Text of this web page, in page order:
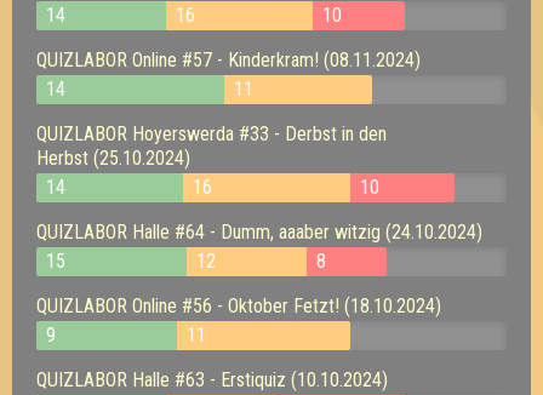
14
16
10
QUIZLABOR Online #57 - Kinderkram! (08.11.2024)
14
11
QUIZLABOR Hoyerswerda #33 - Derbst in den
Herbst (25.10.2024)
14
16
10
QUIZLABOR Halle #64 - Dumm, aaaber witzig (24.10.2024)
15
12
8
QUIZLABOR Online #56 - Oktober Fetzt! (18.10.2024)
9
11
QUIZLABOR Halle #63 - Erstiquiz (10.10.2024)